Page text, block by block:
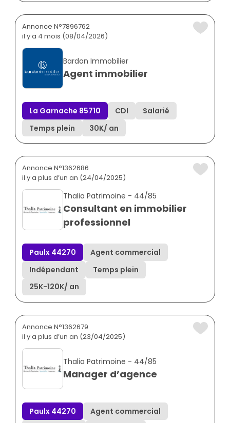
Annonce N°7896762
il y a 4 mois (08/04/2026)
Bardon Immobilier
Agent immobilier
La Garnache 85710 CDI
Salarié
Temps plein
30K/ an
Annonce N°1362686
il y a plus d’un an (24/04/2025)
Thalia Patrimoine - 44/85
Consultant en immobilier
professionnel
Paulx 44270
Agent commercial
Indépendant
Temps plein
25K-120K/ an
Annonce N°1362679
il y a plus d’un an (23/04/2025)
Thalia Patrimoine - 44/85
Manager d’agence
Paulx 44270 Agent commercial